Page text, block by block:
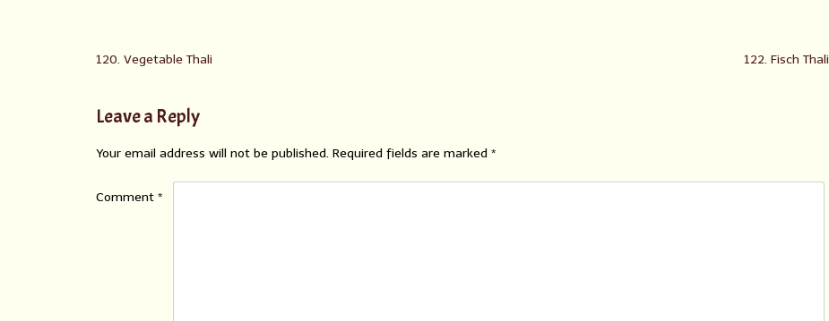
120. Vegetable Thali 122. Fisch Thali
Leave a Reply
Your email address will not be published. Required fields are marked *
Comment *